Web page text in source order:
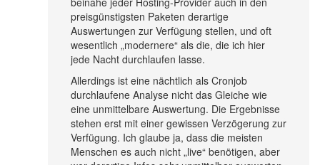
preisgünstigsten Paketen derartige
Auswertungen zur Verfügung stellen, und oft
wesentlich „modernere“ als die, die ich hier
jede Nacht durchlaufen lasse.
Allerdings ist eine nächtlich als Cronjob
durchlaufene Analyse nicht das Gleiche wie
eine unmittelbare Auswertung. Die Ergebnisse
stehen erst mit einer gewissen Verzögerung zur
Verfügung. Ich glaube ja, dass die meisten
Menschen es auch nicht „live“ benötigen, aber